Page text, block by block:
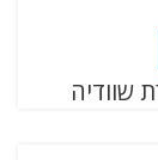
שוודיה